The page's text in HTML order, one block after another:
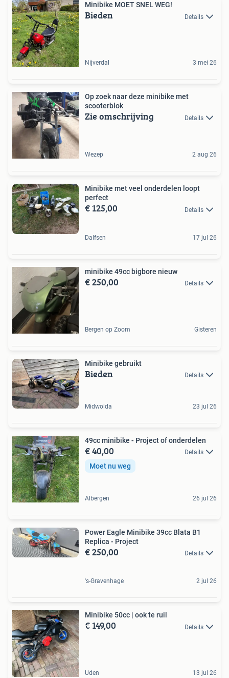
Minibike MOET SNEL WEG!
Bieden Details
Nijverdal 3 mei 26
Op zoek naar deze minibike met
scooterblok
Zie omschrijving Details
Wezep 2 aug 26
Minibike met veel onderdelen loopt
perfect
€ 125,00 Details
Dalfsen 17 jul 26
minibike 49cc bigbore nieuw
€ 250,00 Details
Bergen op Zoom Gisteren
Minibike gebruikt
Bieden Details
Midwolda 23 jul 26
49cc minibike - Project of onderdelen
€ 40,00 Details
Moet nu weg
Albergen 26 jul 26
Power Eagle Minibike 39cc Blata B1
Replica - Project
€ 250,00 Details
's-Gravenhage 2 jul 26
Minibike 50cc | ook te ruil
€ 149,00 Details
Uden 13 jul 26